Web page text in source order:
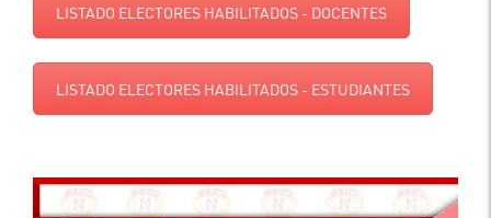
LISTADO ELECTORES HABILITADOS - DOCENTES
LISTADO ELECTORES HABILITADOS - ESTUDIANTES